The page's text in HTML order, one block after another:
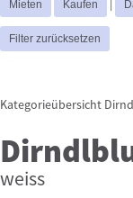
Dirndljacke
Kategorieübersicht
weiss